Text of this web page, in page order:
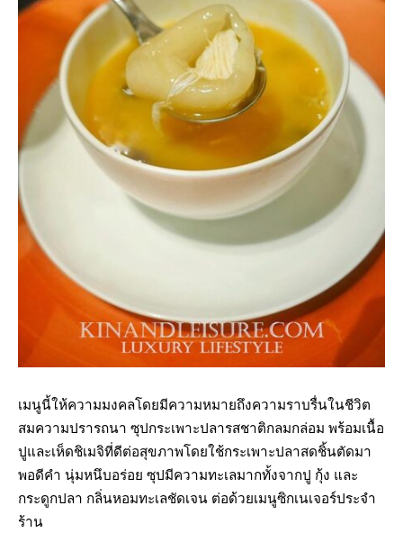
เมนูนี้ให้ความมงคลโดยมีความหมายถึงความราบรื่นในชีวิต
สมความปรารถนา ซุปกระเพาะปลารสชาติกลมกล่อม พร้อมเนื้อ
ปูและเห็ดชิเมจิที่ดีต่อสุขภาพโดยใช้กระเพาะปลาสดชิ้นตัดมา
พอดีคำ นุ่มหนึบอร่อย ซุปมีความทะเลมากทั้งจากปู กุ้ง และ
กระดูกปลา กลิ่นหอมทะเลชัดเจน ต่อด้วยเมนูซิกเนเจอร์ประจำ
ร้าน